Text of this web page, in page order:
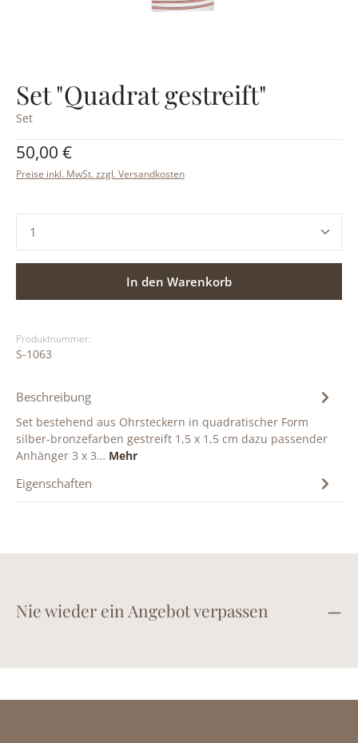
Set "Quadrat gestreift"
Set
Regulärer Preis:
50,00 €
Preise inkl. MwSt. zzgl. Versandkosten
Produkt Anzahl: Gib den gewünschten Wert ein
In den Warenkorb
Produktnummer:
S-1063
Beschreibung
Set bestehend aus Ohrsteckern in quadratischer Form
silber-bronzefarben gestreift 1,5 x 1,5 cm dazu passender
Anhänger 3 x 3… Mehr
Eigenschaften
Nie wieder ein Angebot verpassen